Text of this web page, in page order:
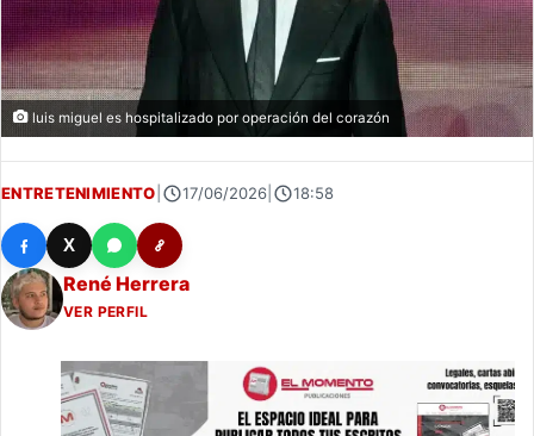
luis miguel es hospitalizado por operación del corazón
ENTRETENIMIENTO 17/06/2026| 18:58
X
René Herrera
VER PERFIL